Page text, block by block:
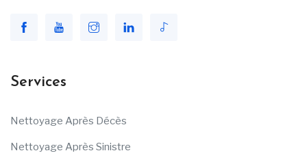
Services
Nettoyage Après Décès
Nettoyage Après Sinistre